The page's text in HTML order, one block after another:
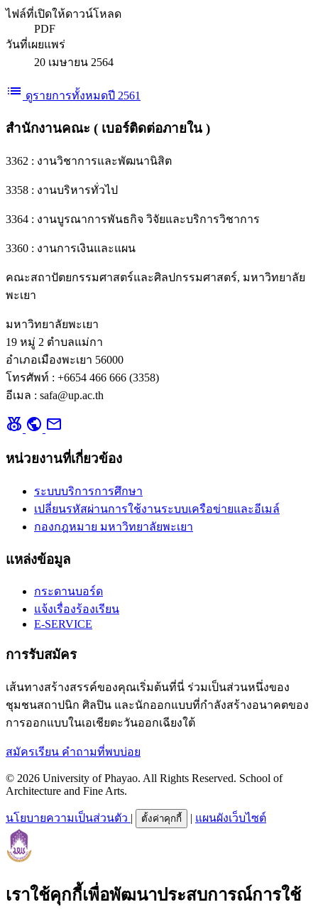
ไฟล์ที่เปิดให้ดาวน์โหลด
PDF
วันที่เผยแพร่
20 เมษายน 2564
list ดูรายการทั้งหมดปี 2561
สำนักงานคณะ ( เบอร์ติดต่อภายใน )
3362 : งานวิชาการและพัฒนานิสิต
3358 : งานบริหารทั่วไป
3364 : งานบูรณาการพันธกิจ วิจัยและบริการวิชาการ
3360 : งานการเงินและแผน
คณะสถาปัตยกรรมศาสตร์และศิลปกรรมศาสตร์, มหาวิทยาลัย
พะเยา
มหาวิทยาลัยพะเยา
19 หมู่ 2 ตำบลแม่กา
อำเภอเมืองพะเยา 56000
โทรศัพท์ : +6654 466 666 (3358)
อีเมล : safa@up.ac.th
social_leaderboard public mail
หน่วยงานที่เกี่ยวข้อง
ระบบบริการการศึกษา
เปลี่ยนรหัสผ่านการใช้งานระบบเครือข่ายและอีเมล์
กองกฎหมาย มหาวิทยาลัยพะเยา
แหล่งข้อมูล
กระดานบอร์ด
แจ้งเรื่องร้องเรียน
E-SERVICE
การรับสมัคร
เส้นทางสร้างสรรค์ของคุณเริ่มต้นที่นี่ ร่วมเป็นส่วนหนึ่งของ
ชุมชนสถาปนิก ศิลปิน และนักออกแบบที่กำลังสร้างอนาคตของ
การออกแบบในเอเชียตะวันออกเฉียงใต้
สมัครเรียน คำถามที่พบบ่อย
© 2026 University of Phayao. All Rights Reserved. School of
Architecture and Fine Arts.
นโยบายความเป็นส่วนตัว | ตั้งค่าคุกกี้ | แผนผังเว็บไซต์
เราใช้คุกกี้เพื่อพัฒนาประสบการณ์การใช้